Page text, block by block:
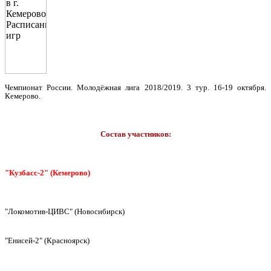
Чемпионат России. Молодёжная лига 2018/2019. 3 тур. 16-19 октября.
Кемерово.
Состав участников:
"Кузбасс-2" (Кемерово)
"Локомотив-ЦИВС" (Новосибирск)
"Енисей-2" (Красноярск)